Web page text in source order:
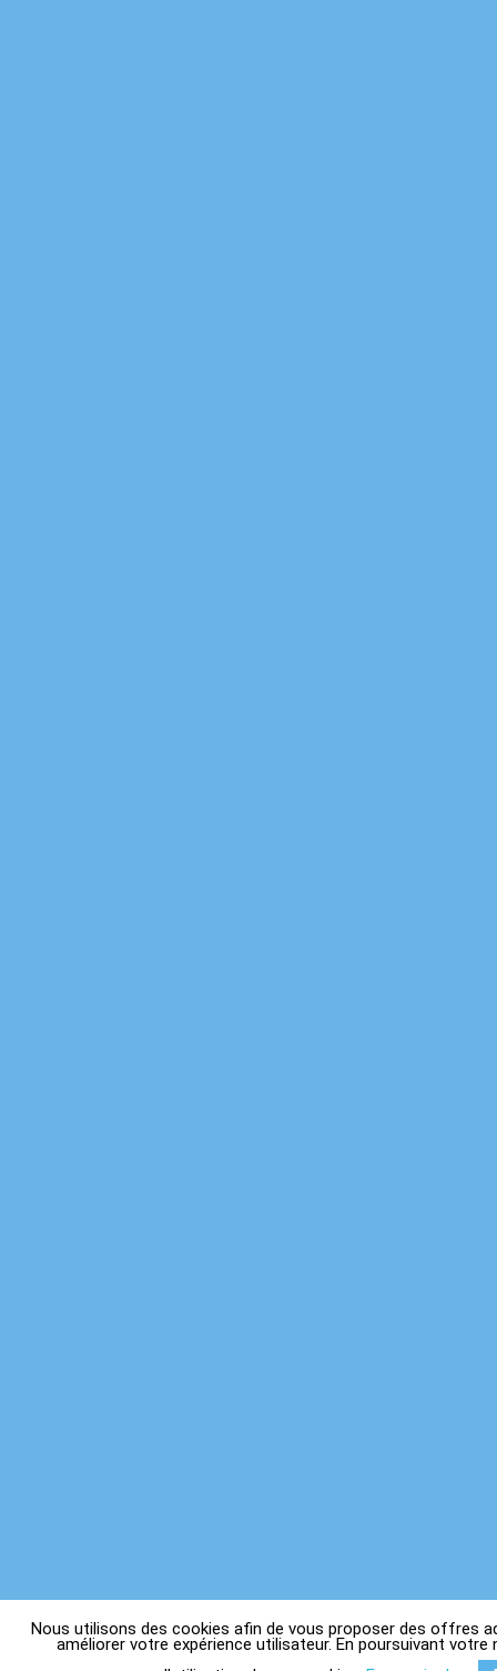
Nous utilisons des cookies afin de vous proposer des offres
améliorer votre expérience utilisateur. En poursuivant